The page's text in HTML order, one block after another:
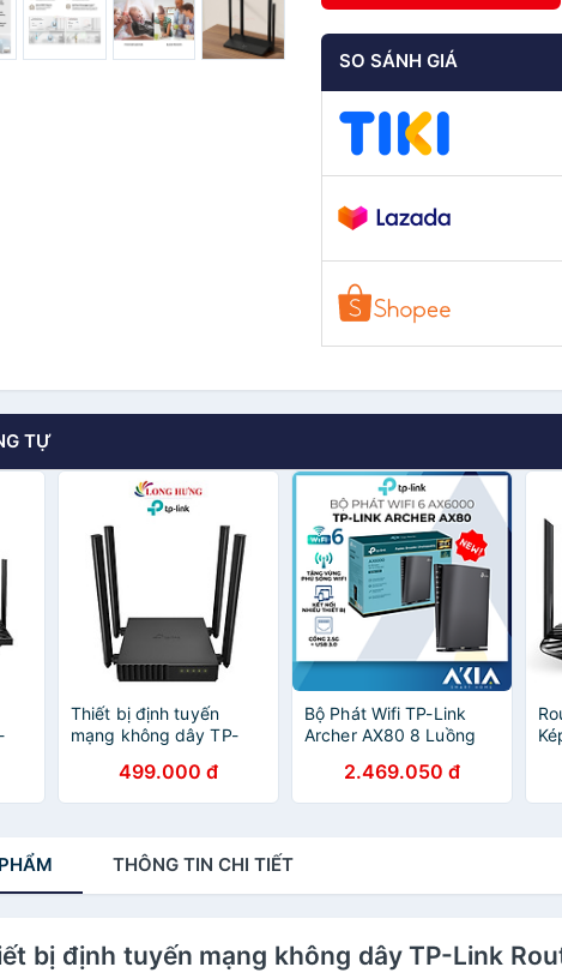
SO SÁNH GIÁ
TỰ
Thiết bị định tuyến
mạng không dây TP-
AC1200 Archer C54 -
Hàng chính hãng
499.000 đ
Bộ Phát Wifi TP-Link
Archer AX80 8 Luồng
- HÀNG CHÍNH HÃNG
2.469.050 đ
THÔNG TIN CHI TIẾT
bị định tuyến mạng không dây TP-Link